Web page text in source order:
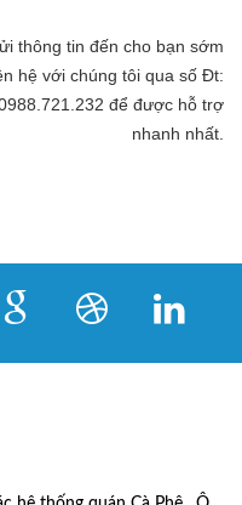
thông tin đến cho bạn sớm
hệ với chúng tôi qua số Đt:
để được hỗ trợ
nhanh nhất.